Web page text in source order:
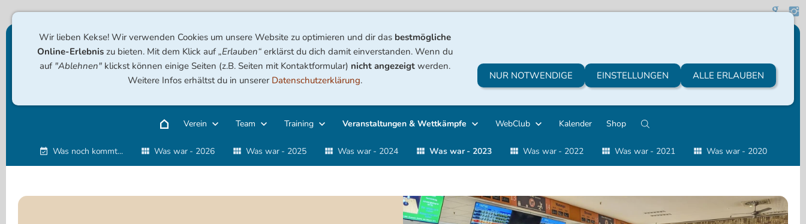
Verein Team Training Veranstaltungen & Wettkämpfe WebClub Kalender Shop
Was noch kommt... Was war - 2026 Was war - 2025 Was war - 2024 Was war - 2023 Was war - 2022 Was war - 2021 Was war - 2020
Wir lieben Kekse! Wir verwenden Cookies um unsere Website zu optimieren und dir das bestmögliche
Online-Erlebniszu bieten. Mit dem Klick auf „Erlauben“erklärst du dich damit einverstanden. Wenn du
auf "Ablehnen" klickst können einige Seiten (z.B. Seiten mit Kontaktformular) nicht angezeigtwerden.
Weitere Infos erhältst du in unserer Datenschutzerklärung. NUR NOTWENDIGE EINSTELLUNGEN ALLE ERLAUBEN